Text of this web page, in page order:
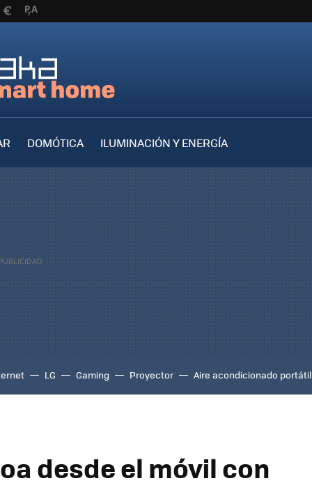
DOMÓTICA
ILUMINACIÓN Y ENERGÍA
LG Gaming Proyector Aire acondicionado portátil
desde el móvil con